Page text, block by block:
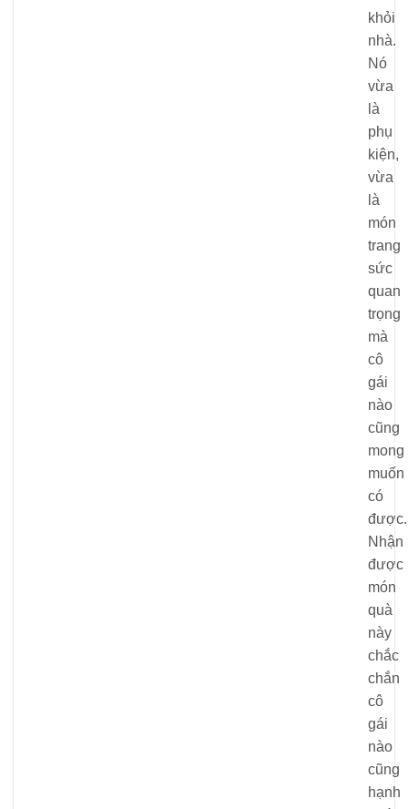
khỏi
nhà.
Nó
vừa
là
phụ
kiện,
vừa
là
món
trang
sức
quan
trọng
mà
cô
gái
nào
cũng
mong
muốn
có
được.
Nhận
được
món
quà
này
chắc
chắn
cô
gái
nào
cũng
hạnh